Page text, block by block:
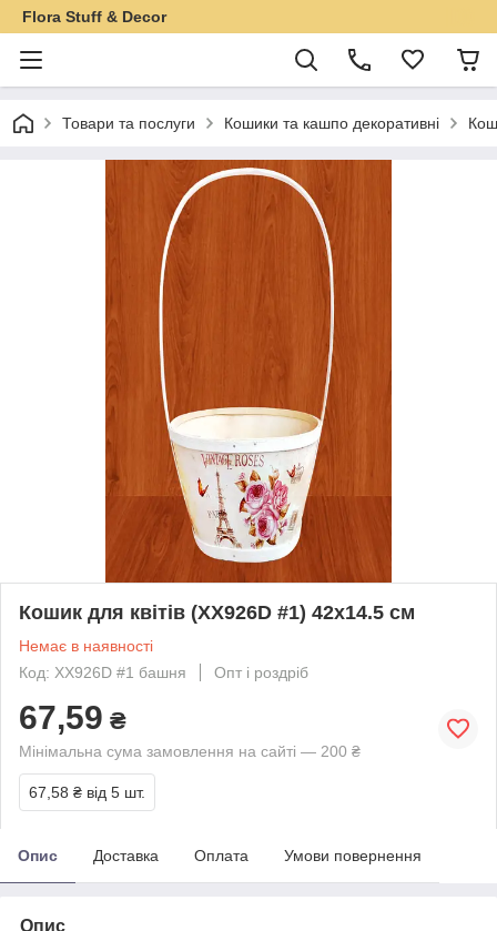
Flora Stuff & Decor
Товари та послуги Кошики та кашпо декоративні
Кошик для квітів (XX926D #1) 42х14.5 см
Немає в наявності
Код: XX926D #1 башня
Опт і роздріб
67,59 ₴
Мінімальна сума замовлення на сайті — 200 ₴
67,58 ₴ від 5 шт.
Опис Доставка Оплата Умови повернення
Опис